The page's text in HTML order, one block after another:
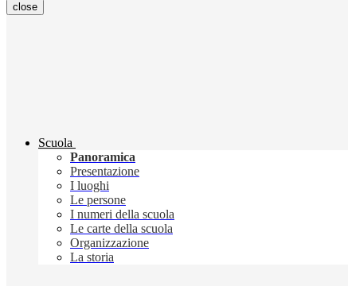
close
Scuola
Panoramica
Presentazione
I luoghi
Le persone
I numeri della scuola
Le carte della scuola
Organizzazione
La storia